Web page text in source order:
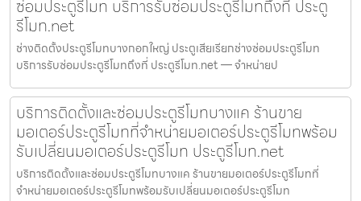
ซ่อมประตูรีโมท บริการรับซ่อมประตูรีโมทถึงที่ ประตู
รีโมท.net
ช่างติดตั้งประตูรีโมทบางกอกใหญ่ ประตูเสียเรียกช่างซ่อมประตูรีโมท
บริการรับซ่อมประตูรีโมทถึงที่ ประตูรีโมท.net — จำหน่ายป
บริการติดตั้งและซ่อมประตูรีโมทบางแค ร้านขาย
มอเตอร์ประตูรีโมทที่จำหน่ายมอเตอร์ประตูรีโมทพร้อม
รับเปลี่ยนมอเตอร์ประตูรีโมท ประตูรีโมท.net
บริการติดตั้งและซ่อมประตูรีโมทบางแค ร้านขายมอเตอร์ประตูรีโมทที่
จำหน่ายมอเตอร์ประตูรีโมทพร้อมรับเปลี่ยนมอเตอร์ประตูรีโมท